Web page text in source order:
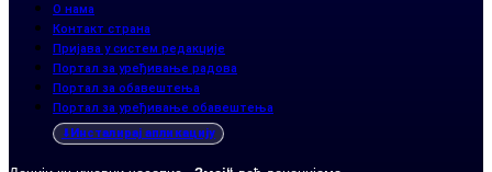
О нама
Контакт страна
Пријава у систем редакције
Портал за уређивање радова
Портал за обавештења
Портал за уређивање обавештења
Инсталирај апликацију